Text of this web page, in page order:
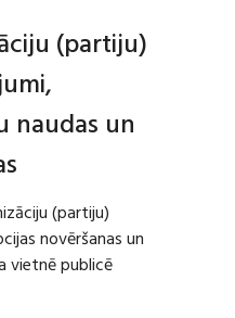
(partiju)
naudas un
(partiju)
novēršanas un
vietnē publicē